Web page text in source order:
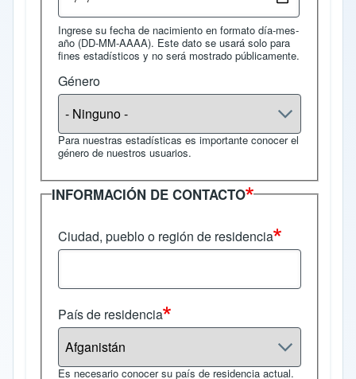
Ingrese su fecha de nacimiento en formato día-mes-
año (DD-MM-AAAA). Este dato se usará solo para
fines estadísticos y no será mostrado públicamente.
Género
Para nuestras estadísticas es importante conocer el
género de nuestros usuarios.
INFORMACIÓN DE CONTACTO
Ciudad, pueblo o región de residencia
País de residencia
Es necesario conocer su país de residencia actual.